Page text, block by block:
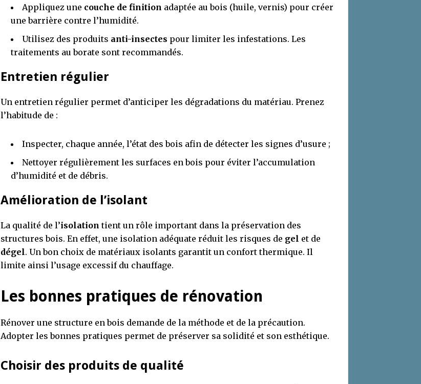
Appliquez une couche de finition adaptée au bois (huile, vernis) pour créer
une barrière contre l’humidité.
Utilisez des produits anti-insectes pour limiter les infestations. Les
traitements au borate sont recommandés.
Entretien régulier
Un entretien régulier permet d’anticiper les dégradations du matériau. Prenez
l’habitude de :
Inspecter, chaque année, l’état des bois afin de détecter les signes d’usure ;
Nettoyer régulièrement les surfaces en bois pour éviter l’accumulation
d’humidité et de débris.
Amélioration de l’isolant
La qualité de l’isolation tient un rôle important dans la préservation des
structures bois. En effet, une isolation adéquate réduit les risques de gel et de
dégel. Un bon choix de matériaux isolants garantit un confort thermique. Il
limite ainsi l’usage excessif du chauffage.
Les bonnes pratiques de rénovation
Rénover une structure en bois demande de la méthode et de la précaution.
Adopter les bonnes pratiques permet de préserver sa solidité et son esthétique.
Choisir des produits de qualité